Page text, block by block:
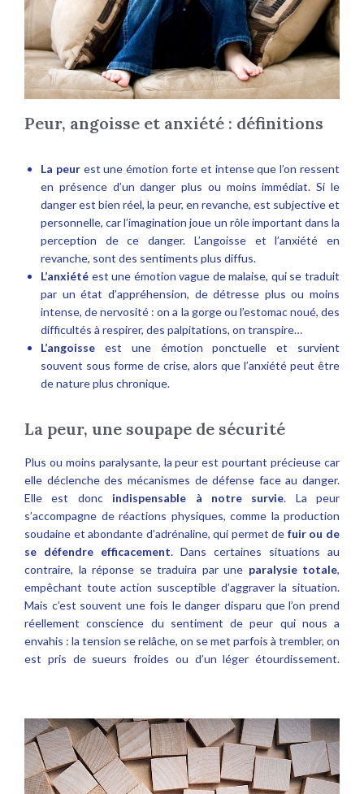
Peur, angoisse et anxiété : définitions
La peurest une émotion forte et intense que l’on ressent
en présence d’un danger plus ou moins immédiat. Si le
danger est bien réel, la peur, en revanche, est subjective et
personnelle, car l’imagination joue un rôle important dans la
perception de ce danger. L’angoisse et l’anxiété en
revanche, sont des sentiments plus diffus.
L’anxiété est une émotion vague de malaise, qui se traduit
par un état d’appréhension, de détresse plus ou moins
intense, de nervosité : on a la gorge ou l’estomac noué, des
difficultés à respirer, des palpitations, on transpire…
L’angoisse est une émotion ponctuelle et survient
souvent sous forme de crise, alors que l’anxiété peut être
de nature plus chronique.
La peur, une soupape de sécurité
Plus ou moins paralysante, la peur est pourtant précieuse car
elle déclenche des mécanismes de défense face au danger.
Elle est donc indispensable à notre survie. La peur
s’accompagne de réactions physiques, comme la production
soudaine et abondante d’adrénaline, qui permet de fuir ou de
se défendre efficacement. Dans certaines situations au
contraire, la réponse se traduira par une paralysie totale,
empêchant toute action susceptible d’aggraver la situation.
Mais c’est souvent une fois le danger disparu que l’on prend
réellement conscience du sentiment de peur qui nous a
envahis : la tension se relâche, on se met parfois à trembler, on
est pris de sueurs froides ou d’un léger étourdissement.